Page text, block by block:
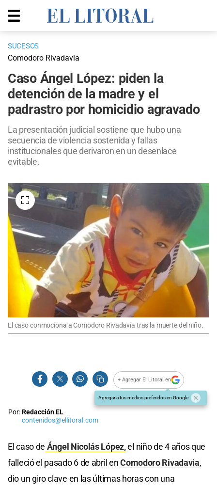
SUCESOS
Comodoro Rivadavia
Caso Ángel López: piden la
detención de la madre y el
padrastro por homicidio agravado
La presentación judicial sostiene que hubo una
secuencia de violencia sostenida y fallas
institucionales que derivaron en un desenlace
evitable.
El caso conmociona a Comodoro Rivadavia tras la muerte del niño.
+ Agregar El Litoral en
Agregar a tus medios preferidos en Google
Por:Redacción EL
contenidos@ellitoral.com
El caso de Ángel Nicolás López,el niño de 4 años que
falleció el pasado 6 de abril enComodoro Rivadavia,
dio un giro clave en las últimas horas con una